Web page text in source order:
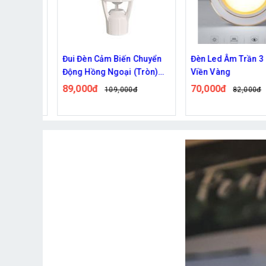
Đui Đèn Cảm Biến Chuyển
Động Hồng Ngoại (Tròn)
Nối Đui E27
89,000đ 109,000đ
Đèn Led Âm Trần 3
Viền Vàng
70,000đ 82,000đ